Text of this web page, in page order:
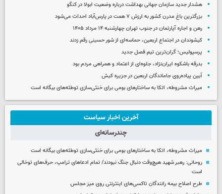
هشدار جدید سازمان جهانی بهداشت درباره وضعیت ابولا در کنگو
بزرگترین باغ مدرن کشور به ارزش ۷ همت در پارس‌آباد احداث می‌شود
رهن و اجاره آپارتمان در جنوب تهران چهارشنبه ۱۴ مرداد ۱۴۰۵
کیشوندان در اجتماع اربعین، حماسه‌ای از شور حسینی رقم زدند
پرسپولیس؛ گران‌ترین تیم فصل جدید
بدرقه باشکوه ایران‌نژاد، جلوه‌ای از اعتماد و همراهی مردم بود
آیین پیاده‌روی جاماندگان اربعین در جزیره کیش
میراث مشروطه، اتکا به ساختارهای بومی برای خنثی‌سازی توطئه‌های بیگانه است
آخرین اخبار سیاست
چندرسانه‌ای
میراث مشروطه، اتکا به ساختارهای بومی برای خنثی‌سازی توطئه‌های بیگانه است
روحانی: رهبر شهید هیچ‌وقت دنبال جنگ نبودند/ تمام ادعاهای ترامپ، حرف‌های توخالی
است
طرح اصلاح بیمه رانندگان تاکسی‌های اینترنتی روی میز مجلس